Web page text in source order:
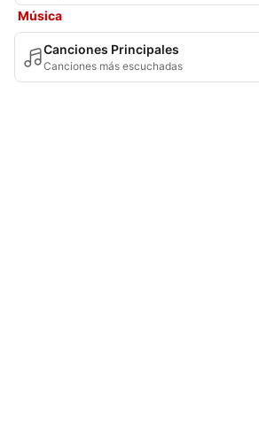
Música
Canciones Principales
Canciones más escuchadas